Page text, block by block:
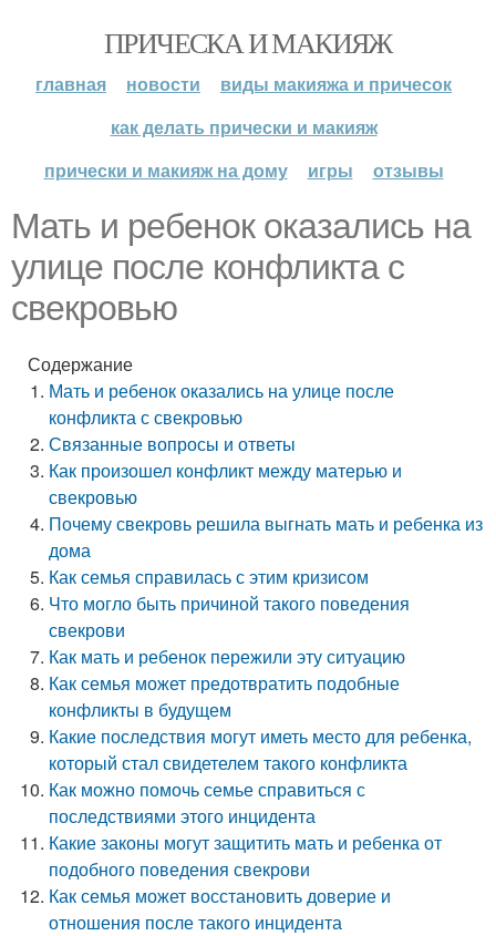
ПРИЧЕСКА И МАКИЯЖ
главная новости
виды макияжа и причесок
как делать прически и макияж
прически и макияж на дому
игры отзывы
Мать и ребенок оказались на
улице после конфликта с
свекровью
Содержание
Мать и ребенок оказались на улице после
конфликта с свекровью
Связанные вопросы и ответы
Как произошел конфликт между матерью и
свекровью
Почему свекровь решила выгнать мать и ребенка из
дома
Как семья справилась с этим кризисом
Что могло быть причиной такого поведения
свекрови
Как мать и ребенок пережили эту ситуацию
Как семья может предотвратить подобные
конфликты в будущем
Какие последствия могут иметь место для ребенка,
который стал свидетелем такого конфликта
Как можно помочь семье справиться с
последствиями этого инцидента
Какие законы могут защитить мать и ребенка от
подобного поведения свекрови
Как семья может восстановить доверие и
отношения после такого инцидента